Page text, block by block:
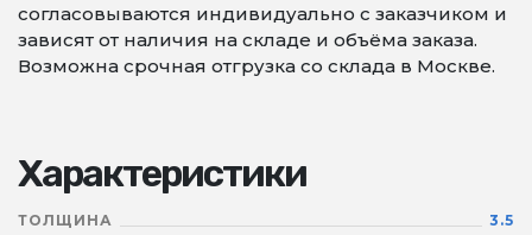
согласовываются индивидуально с заказчиком и
зависят от наличия на складе и объёма заказа.
Возможна срочная отгрузка со склада в Москве.
Характеристики
ТОЛЩИНА
3.5